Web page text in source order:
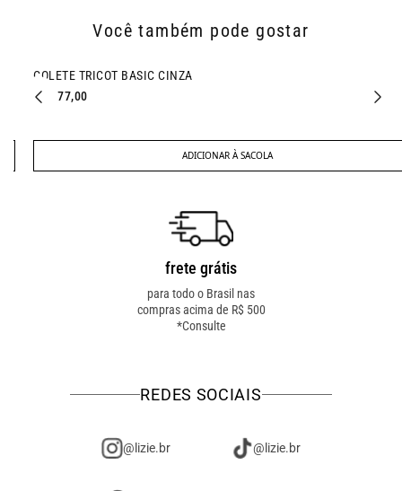
Você também pode gostar
COLETE TRICOT BASIC CINZA
R$ 177,00
ADICIONAR À SACOLA
frete grátis
para todo o Brasil nas
compras acima de R$ 500
*Consulte
REDES SOCIAIS
@lizie.br @lizie.br